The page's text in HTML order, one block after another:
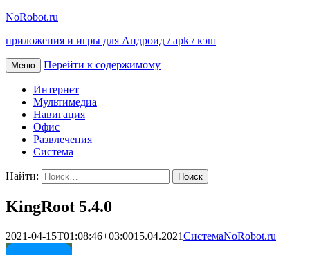
NoRobot.ru
приложения и игры для Андроид / apk / кэш
Меню Перейти к содержимому
Интернет
Мультимедиа
Навигация
Офис
Развлечения
Система
Найти:
KingRoot 5.4.0
2021-04-15T01:08:46+03:0015.04.2021СистемаNoRobot.ru